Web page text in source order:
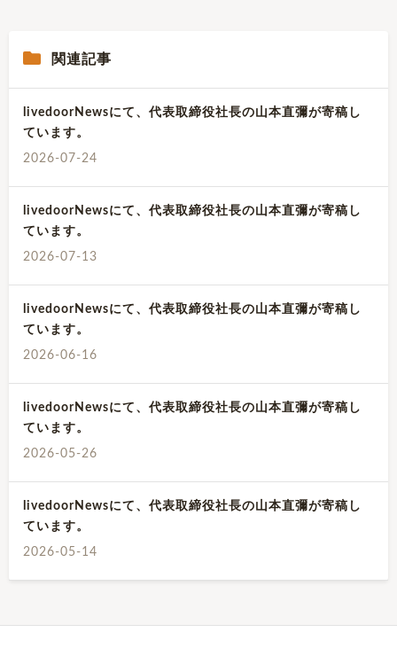
関連記事
livedoorNewsにて、代表取締役社長の山本直彌が寄稿し
ています。
2026-07-24
livedoorNewsにて、代表取締役社長の山本直彌が寄稿し
ています。
2026-07-13
livedoorNewsにて、代表取締役社長の山本直彌が寄稿し
ています。
2026-06-16
livedoorNewsにて、代表取締役社長の山本直彌が寄稿し
ています。
2026-05-26
livedoorNewsにて、代表取締役社長の山本直彌が寄稿し
ています。
2026-05-14